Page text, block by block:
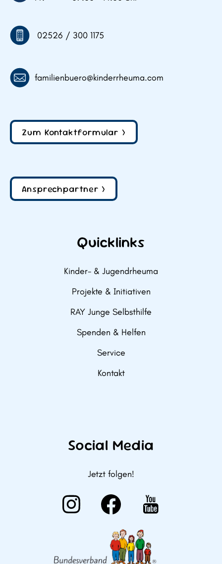
Quicklinks
Kinder- & Jugendrheuma
Projekte & Initiativen
RAY Junge Selbsthilfe
Spenden & Helfen
Service
Kontakt
02526 / 300 1175
familienbuero@kinderrheuma.com
Zum Kontaktformular >
Ansprechpartner >
Social Media
Jetzt folgen!